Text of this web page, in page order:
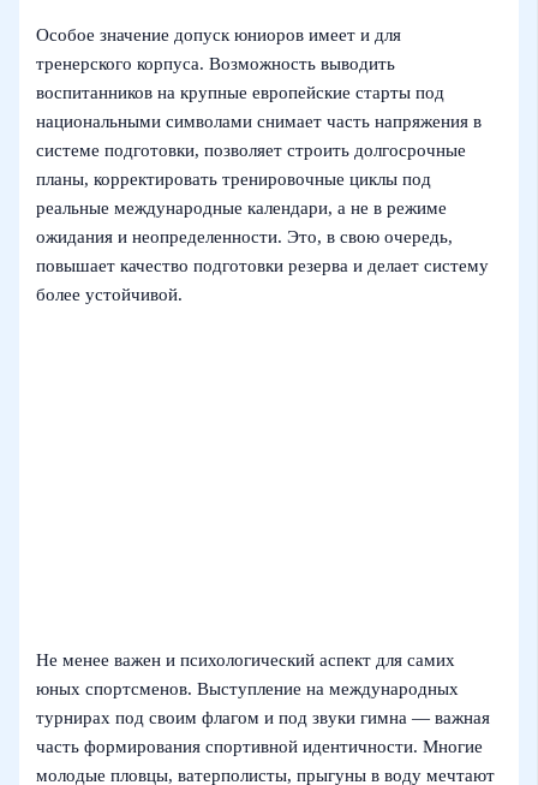
Особое значение допуск юниоров имеет и для
тренерского корпуса. Возможность выводить
воспитанников на крупные европейские старты под
национальными символами снимает часть напряжения в
системе подготовки, позволяет строить долгосрочные
планы, корректировать тренировочные циклы под
реальные международные календари, а не в режиме
ожидания и неопределенности. Это, в свою очередь,
повышает качество подготовки резерва и делает систему
более устойчивой.
Не менее важен и психологический аспект для самих
юных спортсменов. Выступление на международных
турнирах под своим флагом и под звуки гимна — важная
часть формирования спортивной идентичности. Многие
молодые пловцы, ватерполисты, прыгуны в воду мечтают